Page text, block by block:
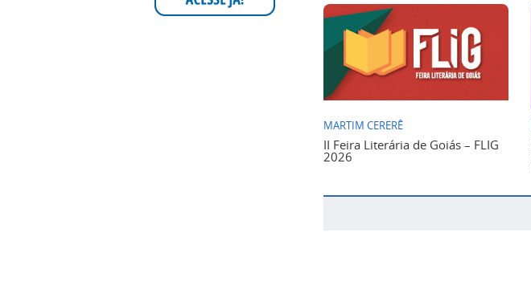
MARTIM CERERÊ
II Feira Literária de Goiás – FLIG
2026